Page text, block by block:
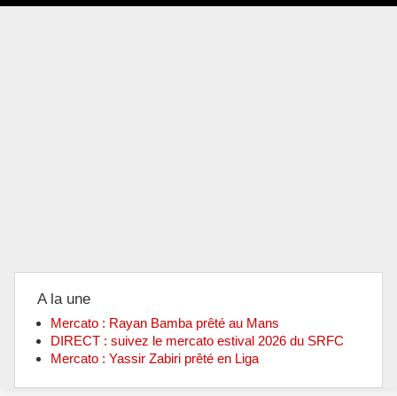
A la une
Mercato : Rayan Bamba prêté au Mans
DIRECT : suivez le mercato estival 2026 du SRFC
Mercato : Yassir Zabiri prêté en Liga